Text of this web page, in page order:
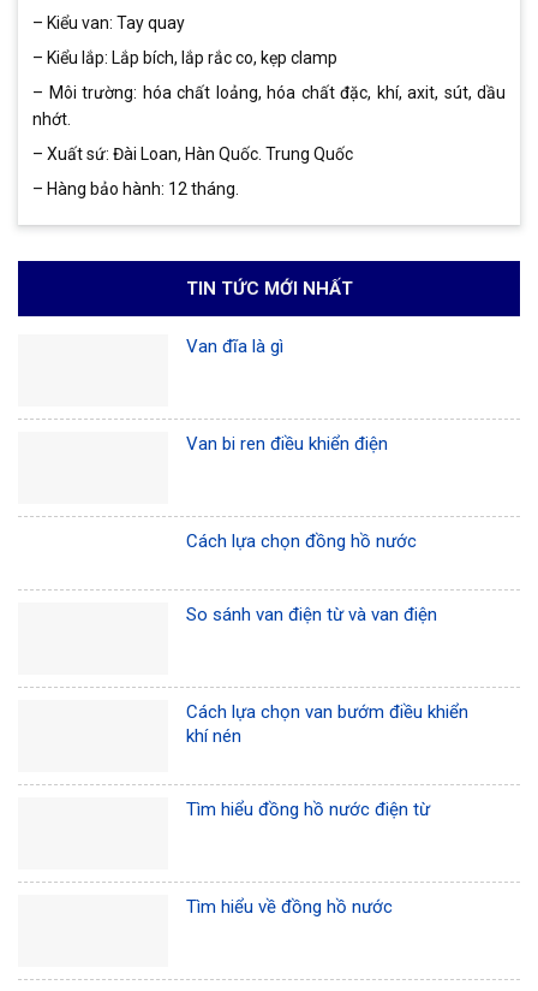
– Kiểu van: Tay quay
– Kiểu lắp: Lắp bích, lắp rắc co, kẹp clamp
– Môi trường: hóa chất loảng, hóa chất đặc, khí, axit, sút, dầu
nhớt.
– Xuất sứ: Đài Loan, Hàn Quốc. Trung Quốc
– Hàng bảo hành: 12 tháng.
TIN TỨC MỚI NHẤT
Van đĩa là gì
Van bi ren điều khiển điện
Cách lựa chọn đồng hồ nước
So sánh van điện từ và van điện
Cách lựa chọn van bướm điều khiển
khí nén
Tìm hiểu đồng hồ nước điện từ
Tìm hiểu về đồng hồ nước